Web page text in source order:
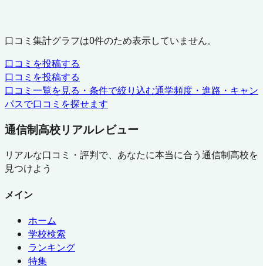
口コミ集計グラフは0件のため表示していません。
口コミを投稿する
口コミを投稿する
口コミ一覧を見る・条件で絞り込む通学頻度・進路・キャン
パスで口コミを探せます
通信制高校リアルレビュー
リアルな口コミ・評判で、あなたに本当に合う通信制高校を
見つけよう
メイン
ホーム
学校検索
ランキング
特集